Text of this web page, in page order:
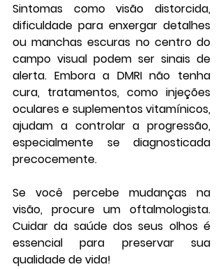
Sintomas como visão distorcida,
dificuldade para enxergar detalhes
ou manchas escuras no centro do
campo visual podem ser sinais de
alerta. Embora a DMRI não tenha
cura, tratamentos, como injeções
oculares e suplementos vitamínicos,
ajudam a controlar a progressão,
especialmente se diagnosticada
precocemente.
Se você percebe mudanças na
visão, procure um oftalmologista.
Cuidar da saúde dos seus olhos é
essencial para preservar sua
qualidade de vida!